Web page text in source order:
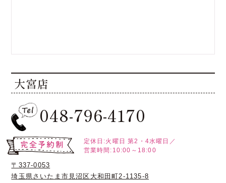
大宮店
048-796-4170
定休日:火曜日 第2・4水曜日／
営業時間:10:00～18:00
〒337-0053
埼玉県さいたま市見沼区大和田町2-1135-8